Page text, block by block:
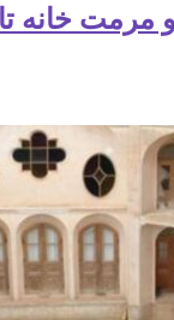
مرمت خانه